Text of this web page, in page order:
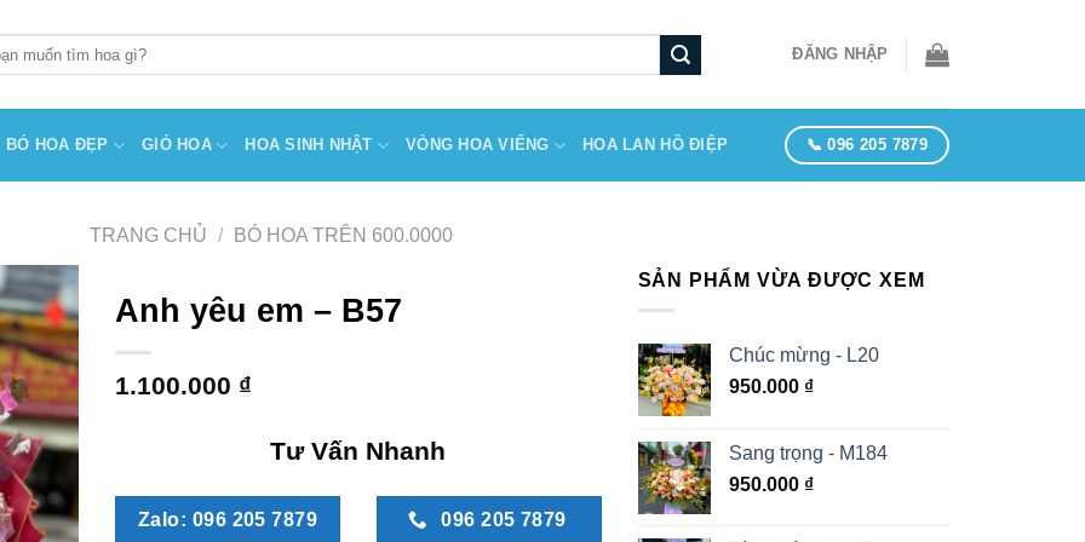
ĐĂNG NHẬP
BÓ HOA ĐẸP GIỎ HOA HOA SINH NHẬT VÒNG HOA VIẾNG HOA LAN HỒ ĐIỆP 📞 096 205 7879
TRANG CHỦ / BÓ HOA TRÊN 600.0000
Anh yêu em – B57
1.100.000 ₫
Tư Vấn Nhanh
Zalo: 096 205 7879 096 205 7879
SẢN PHẨM VỪA ĐƯỢC XEM
Chúc mừng - L20
950.000 ₫
Sang trọng - M184
950.000 ₫